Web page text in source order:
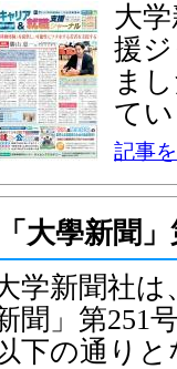
大
援
ま
て
記事
「大學新聞
学新聞社は
聞」第251
下の通り